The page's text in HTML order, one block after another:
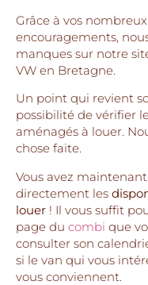
Grâce à vos
encouragements,
manques sur notre
VW en Bretagne.
Un point qui revient
possibilité de vérifier
aménagés à louer.
chose faite.
Vous avez
directement les
louer ! Il vous suffit
page du combi que
consulter son
si le van qui vous
vous conviennent.